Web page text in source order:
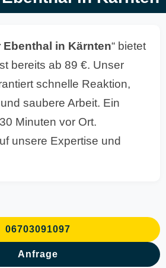
Ebenthal in Kärnten“ bietet
bereits ab 89 €. Unser
schnelle Reaktion,
saubere Arbeit. Ein
Minuten vor Ort.
unsere Expertise und
06703091097
Anfrage